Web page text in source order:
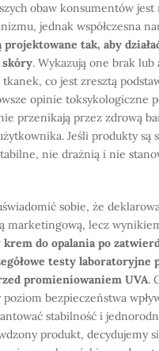
obaw konsumentów
jednak współczesna
tak, aby
skóry. Wykazują one brak
tkanek, co jest zresztą
opinie toksykologiczne
przenikają przez zdrową
Jeśli produkty są
nie drażnią i nie
sobie, że
marketingową, lecz
krem do opalania po
testy laboratoryjne
promieniowaniem UVA.
bezpieczeństwa
stabilność i
produkt, decydujemy